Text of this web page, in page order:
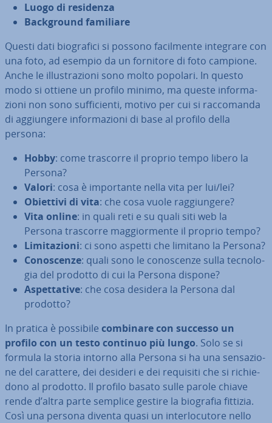
Luogo di residenza
Back­ground familiare
Questi dati bio­gra­fi­ci si possono fa­cil­men­te integrare con
una foto, ad esempio da un fornitore di foto campione.
Anche le il­lu­stra­zio­ni sono molto popolari. In questo
modo si ottiene un profilo minimo, ma queste in­for­ma­
zio­ni non sono suf­fi­cien­ti, motivo per cui si rac­co­man­da
di ag­giun­ge­re in­for­ma­zio­ni di base al profilo della
persona:
Hobby: come trascorre il proprio tempo libero la
Persona?
Valori: cosa è im­por­tan­te nella vita per lui/lei?
Obiettivi di vita: che cosa vuole rag­giun­ge­re?
Vita online: in quali reti e su quali siti web la
Persona trascorre mag­gior­men­te il proprio tempo?
Li­mi­ta­zio­ni: ci sono aspetti che limitano la Persona?
Co­no­scen­ze: quali sono le co­no­scen­ze sulla tec­no­lo­
gia del prodotto di cui la Persona dispone?
Aspet­ta­ti­ve: che cosa desidera la Persona dal
prodotto?
In pratica è possibile combinare con successo un
profilo con un testo continuo più lungo. Solo se si
formula la storia intorno alla Persona si ha una sen­sa­zio­
ne del carattere, dei desideri e dei requisiti che si ri­chie­
do­no al prodotto. Il profilo basato sulle parole chiave
rende d’altra parte semplice gestire la biografia fittizia.
Così una persona diventa quasi un in­ter­lo­cu­to­re nello